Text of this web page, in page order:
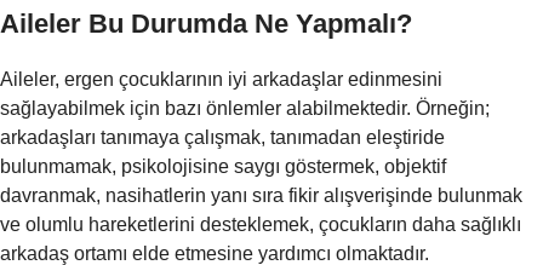
Aileler Bu Durumda Ne Yapmalı?
Aileler, ergen çocuklarının iyi arkadaşlar edinmesini
sağlayabilmek için bazı önlemler alabilmektedir. Örneğin;
arkadaşları tanımaya çalışmak, tanımadan eleştiride
bulunmamak, psikolojisine saygı göstermek, objektif
davranmak, nasihatlerin yanı sıra fikir alışverişinde bulunmak
ve olumlu hareketlerini desteklemek, çocukların daha sağlıklı
arkadaş ortamı elde etmesine yardımcı olmaktadır.